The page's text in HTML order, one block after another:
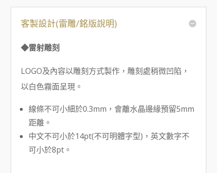
客製設計(雷雕/銘版說明)
◆雷射雕刻
LOGO及內容以雕刻方式製作，雕刻處稍微凹陷，
以白色霧面呈現。
線條不可小細於0.3mm，會離水晶邊緣預留5mm
距離。
中文不可小於14pt(不可明體字型)，英文數字不
可小於8pt。